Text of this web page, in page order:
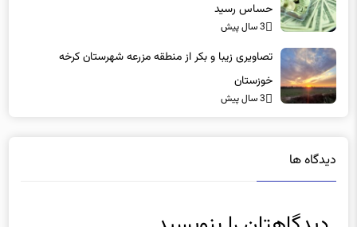
حساس رسید
3 سال پیش
تصاویری زیبا و بکر از منطقه مزرعه شهرستان کرخه
خوزستان
3 سال پیش
دیدگاه ها